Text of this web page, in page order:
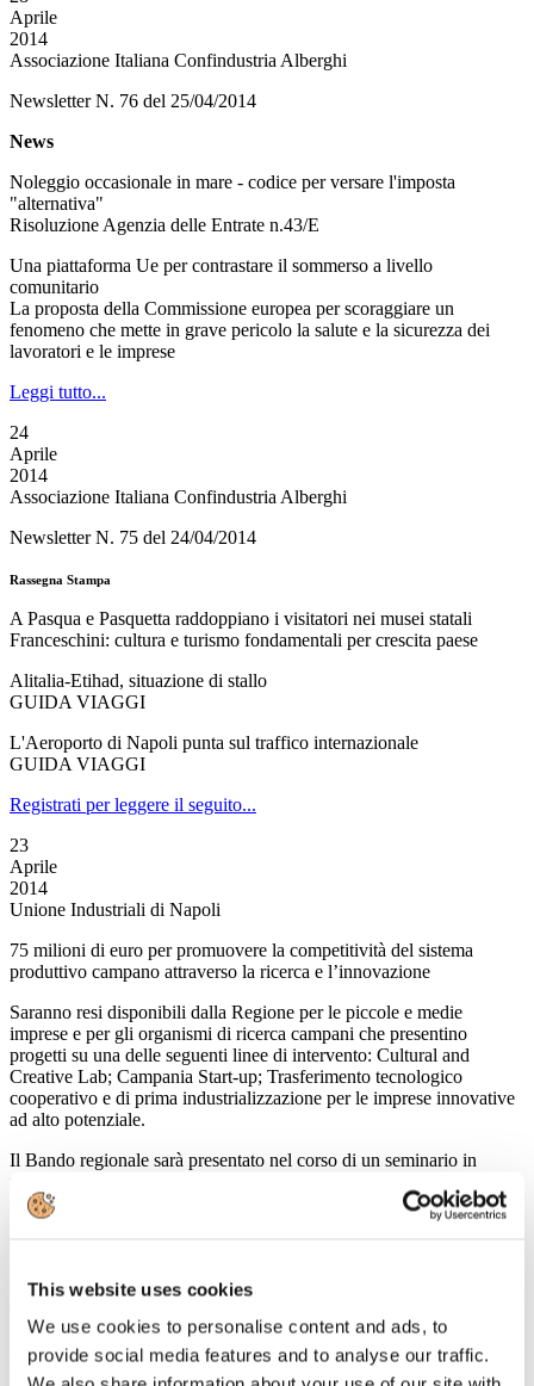
This website uses cookies
We use cookies to personalise content and ads, to
provide social media features and to analyse our traffic.
Aprile
2014
Associazione Italiana Confindustria Alberghi
Newsletter N. 76 del 25/04/2014
News
Noleggio occasionale in mare - codice per versare l'imposta
"alternativa"
Risoluzione Agenzia delle Entrate n.43/E
Una piattaforma Ue per contrastare il sommerso a livello
comunitario
La proposta della Commissione europea per scoraggiare un
fenomeno che mette in grave pericolo la salute e la sicurezza dei
lavoratori e le imprese
Leggi tutto...
24
Aprile
2014
Associazione Italiana Confindustria Alberghi
Newsletter N. 75 del 24/04/2014
Rassegna Stampa
A Pasqua e Pasquetta raddoppiano i visitatori nei musei statali
Franceschini: cultura e turismo fondamentali per crescita paese
Alitalia-Etihad, situazione di stallo
GUIDA VIAGGI
L'Aeroporto di Napoli punta sul traffico internazionale
GUIDA VIAGGI
Registrati per leggere il seguito...
23
Aprile
2014
Unione Industriali di Napoli
75 milioni di euro per promuovere la competitività del sistema
produttivo campano attraverso la ricerca e l’innovazione
Saranno resi disponibili dalla Regione per le piccole e medie
imprese e per gli organismi di ricerca campani che presentino
progetti su una delle seguenti linee di intervento: Cultural and
Creative Lab; Campania Start-up; Trasferimento tecnologico
cooperativo e di prima industrializzazione per le imprese innovative
ad alto potenziale.
Il Bando regionale sarà presentato nel corso di un seminario in
programma oggi, 23 aprile alle ore 15.30, all’Unione Industriali
(piazza dei Martiri 58). L’iniziativa è denominata Bando Sportello
per l’Innovazione. Le domande, infatti, potranno essere presentate, a
Aprile